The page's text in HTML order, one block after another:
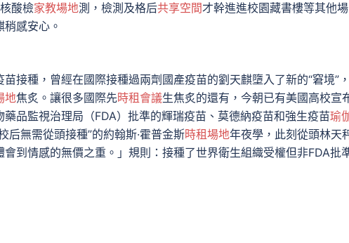
酸檢家教場地測，檢測及格后共享空間才幹進進校園藏書樓等其他場
感安心。
種，曾經在國際接種過兩劑國產疫苗的劉天麒墮入了新的“窘境”
地焦炙。讓很多國際先時租會議生焦炙的還有，今朝已有美國高校宣
品監視治理局（FDA）批準的輝瑞疫苗、莫德納疫苗和強生疫苗瑜
后無需從頭接種”的約翰斯·霍普金斯時租場地年夜學，此刻從頭林天
會到情感的無價之重。」規則：接種了世界衛生組織受權但非FDA批